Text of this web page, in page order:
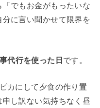
「でもお金がもったいな
に言い聞かせて限界を
代行を使った日です。
カにして夕食の作り置
し訳ない気持ちなく昼